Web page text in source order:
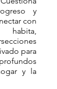
y
con
habita,
para
y la